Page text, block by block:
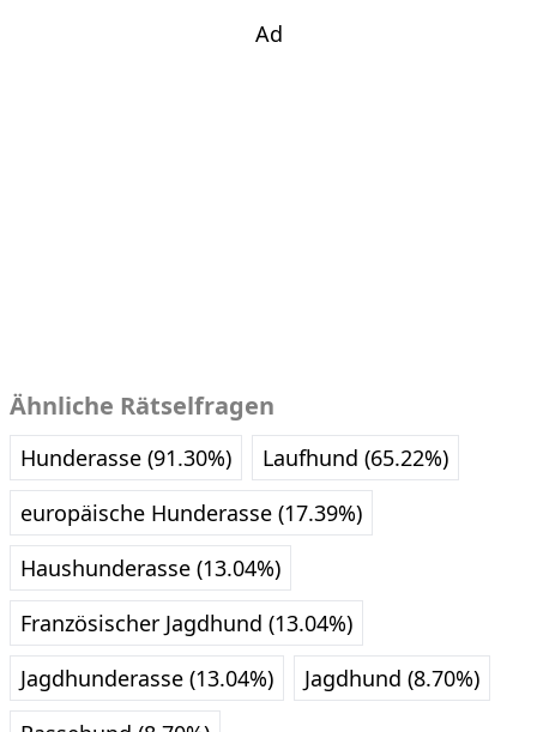
Ad
Ähnliche Rätselfragen
Hunderasse (91.30%)
Laufhund (65.22%)
europäische Hunderasse (17.39%)
Haushunderasse (13.04%)
Französischer Jagdhund (13.04%)
Jagdhunderasse (13.04%)
Jagdhund (8.70%)